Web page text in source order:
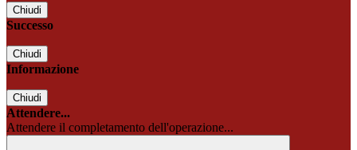
Chiudi
Successo
Chiudi
Informazione
Chiudi
Attendere...
Attendere il completamento dell'operazione...